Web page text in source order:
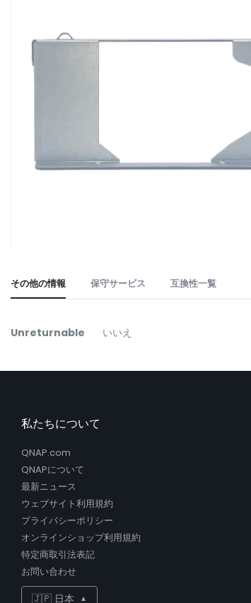
images
the
the
gallery
その他の情報
そ
Unreturnable いいえ
保守サービス 互換性一覧
私たちについて
QNAP.com
QNAPについて
最新ニュース
ウェブサイト利用規約
プライバシーポリシー
オンラインショップ利用規約
特定商取引法表記
お問い合わせ
🇯🇵 日本 ▲